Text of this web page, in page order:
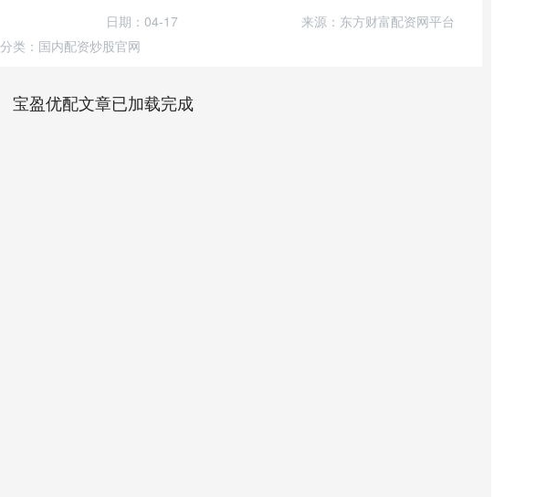
日期：04-17
来源：东方财富配资网平台
分类： 国内配资炒股官网
宝盈优配文章已加载完成